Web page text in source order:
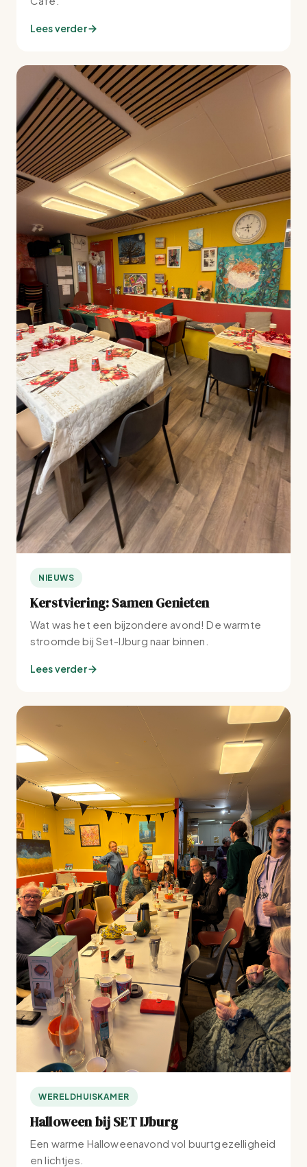
Lees verder
NIEUWS
Kerstviering: Samen Genieten
Wat was het een bijzondere avond! De warmte
stroomde bij Set-IJburg naar binnen.
Lees verder
WERELDHUISKAMER
Halloween bij SET IJburg
Een warme Halloweenavond vol buurtgezelligheid
en lichtjes.